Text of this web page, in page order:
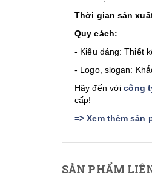
Thời gian sản
Quy cách:
- Kiểu dáng: Thiết
- Logo, slogan:
Hãy đến vớicông
cấp!
=>Xem thêm sản
SẢN PHẨM